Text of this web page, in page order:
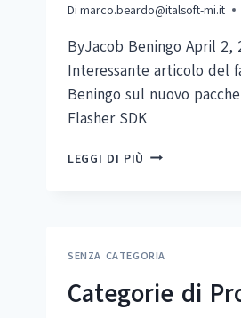
Di marco.beardo@italsoft-mi.it
ByJacob Beningo April 2,
Interessante articolo del
Beningo sul nuovo
Flasher SDK
LEGGI DI PIÙ SEGGER
APPS
SENZA CATEGORIA
Categorie di